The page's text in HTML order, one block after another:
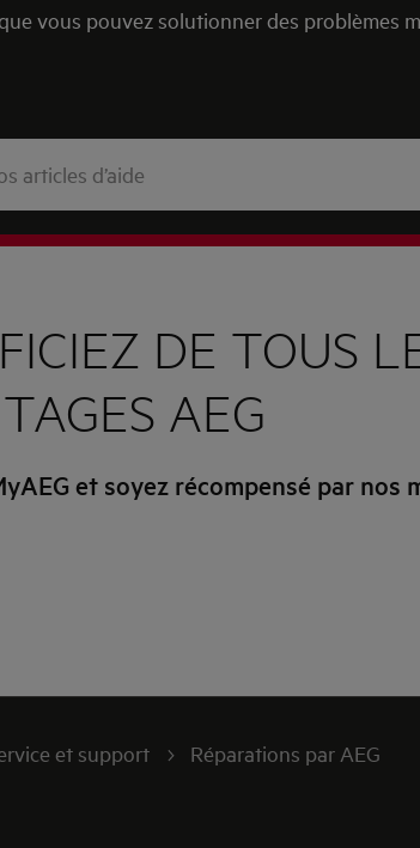
vous pouvez solutionner des problèmes
DE TOUS
AEG
et soyez récompensé par nos
et support Réparations par AEG